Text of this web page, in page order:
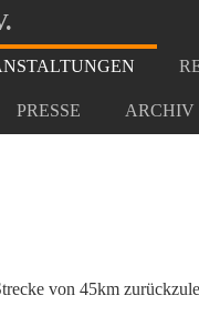
PRESSE ARCHIV
von 45km